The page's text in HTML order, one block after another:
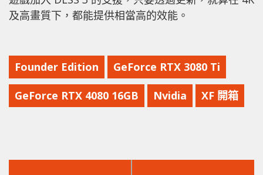
及高畫質下，都能提供相當高的效能。
Founder Edition GeForce RTX 3080 Ti
GeForce RTX 4080 16GB Nvidia XF 開箱